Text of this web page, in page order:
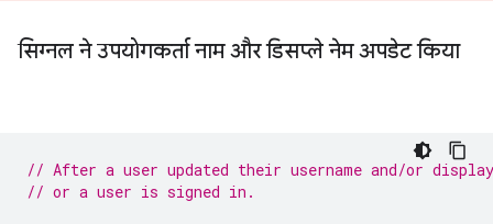
सिग्नल ने उपयोगकर्ता नाम और डिसप्ले नेम अपडेट किया
// After a user updated their username and/or display
// or a user is signed in.